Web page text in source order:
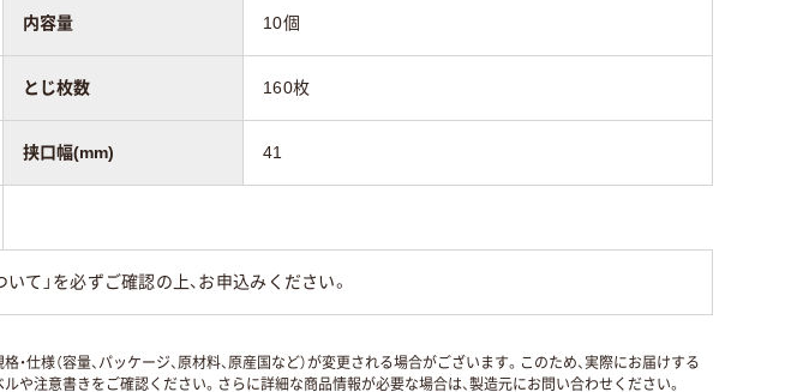
内容量 10個
とじ枚数 160枚
挟口幅(mm) 41
いて」を必ずご確認の上、お申込みください。
様（容量、パッケージ、原材料、原産国など）が変更される場合がございます。このため、実際にお届けする
注意書きをご確認ください。さらに詳細な商品情報が必要な場合は、製造元にお問い合わせください。